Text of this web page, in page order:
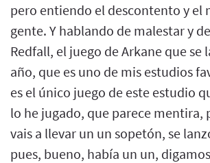
pero entiendo el descontento y el
gente. Y hablando de malestar y
Redfall, el juego de Arkane que se
año, que es uno de mis estudios
es el único juego de este estudio
lo he jugado, que parece mentira,
vais a llevar un un sopetón, se
pues, bueno, había un un,